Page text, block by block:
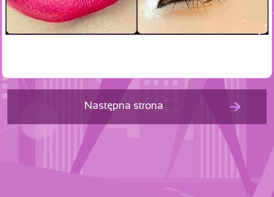
Następna strona